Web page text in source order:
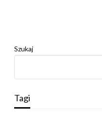
Szukaj
Tagi